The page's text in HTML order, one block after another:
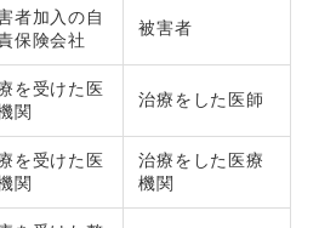
者加入の自
保険会社
被害者
を受けた医
関
治療をした医師
を受けた医
関
治療をした医療
機関